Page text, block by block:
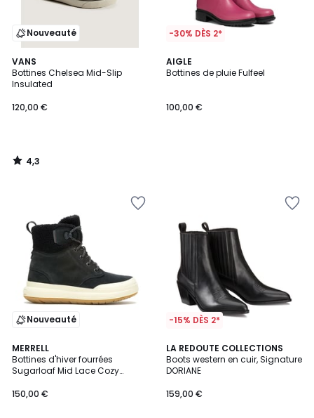
Nouveauté
VANS
Bottines Chelsea Mid-Slip
Insulated
120,00 €
4,3
/ 5
4,3
/
-30% DÈS 2*
AIGLE
Bottines de pluie Fulfeel
100,00 €
Nouveauté
MERRELL
Bottines d'hiver fourrées
Sugarloaf Mid Lace Cozy
150,00 €
4,3
/ 5
-15% DÈS 2*
LA REDOUTE COLLECTIONS
Boots western en cuir, Signature
DORIANE
159,00 €
4,4
/ 5